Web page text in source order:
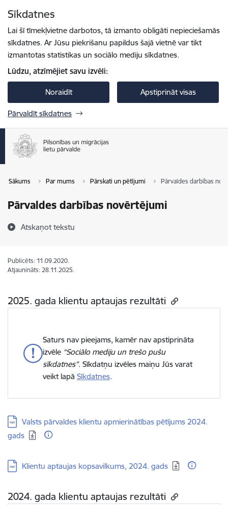
Sīkdatnes
Lai šī tīmekļvietne darbotos, tā izmanto obligāti nepieciešamās
sīkdatnes. Ar Jūsu piekrišanu papildus šajā vietnē var tikt
izmantotas statistikas un sociālo mediju sīkdatnes.
Lūdzu, atzīmējiet savu izvēli:
Noraidīt Apstiprināt visas
Pārvaldīt sīkdatnes
Sākums Par mums Pārskati un pētījumi Pārvaldes darbības
Pārvaldes darbības novērtējumi
Atskaņot tekstu
Publicēts: 11.09.2020.
Atjaunināts: 28.11.2025.
2025. gada klientu aptaujas rezultāti
Saturs nav pieejams, kamēr nav apstiprināta
izvēle “Sociālo mediju un trešo pušu
sīkdatnes”. Sīkdatņu izvēles maiņu Jūs varat
veikt lapā Sīkdatnes.
Lejupielādēt:
Valsts pārvaldes klientu apmierinātības pētījums 2024.
gads
Lejupielādēt:
Klientu aptaujas kopsavilkums, 2024. gads
2024. gada klientu aptaujas rezultāti